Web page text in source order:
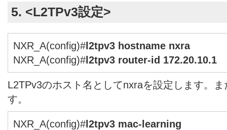
5. <L2TPv3設定>
NXR_A(config)#l2tpv3 hostname nxra
NXR_A(config)#l2tpv3 router-id 172.20.10.1
L2TPv3のホスト名としてnxraを設定します。
す。
NXR_A(config)#l2tpv3 mac-learning